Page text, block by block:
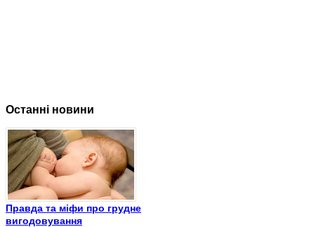
Останні новини
Правда та міфи про грудне
вигодовування